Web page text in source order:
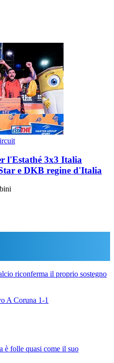
l'Estathé 3x3 Italia
e DKB regine d'Italia
riconferma il proprio sostegno
A Coruna 1-1
è folle quasi come il suo